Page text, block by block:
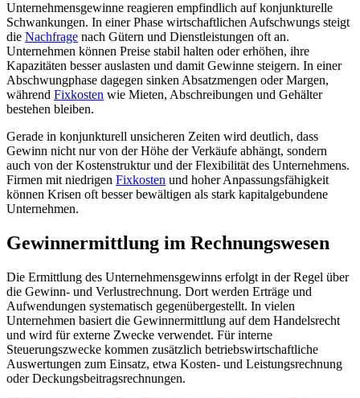
Unternehmensgewinne reagieren empfindlich auf konjunkturelle
Schwankungen. In einer Phase wirtschaftlichen Aufschwungs steigt
die Nachfrage nach Gütern und Dienstleistungen oft an.
Unternehmen können Preise stabil halten oder erhöhen, ihre
Kapazitäten besser auslasten und damit Gewinne steigern. In einer
Abschwungphase dagegen sinken Absatzmengen oder Margen,
während Fixkosten wie Mieten, Abschreibungen und Gehälter
bestehen bleiben.
Gerade in konjunkturell unsicheren Zeiten wird deutlich, dass
Gewinn nicht nur von der Höhe der Verkäufe abhängt, sondern
auch von der Kostenstruktur und der Flexibilität des Unternehmens.
Firmen mit niedrigen Fixkosten und hoher Anpassungsfähigkeit
können Krisen oft besser bewältigen als stark kapitalgebundene
Unternehmen.
Gewinnermittlung im Rechnungswesen
Die Ermittlung des Unternehmensgewinns erfolgt in der Regel über
die Gewinn- und Verlustrechnung. Dort werden Erträge und
Aufwendungen systematisch gegenübergestellt. In vielen
Unternehmen basiert die Gewinnermittlung auf dem Handelsrecht
und wird für externe Zwecke verwendet. Für interne
Steuerungszwecke kommen zusätzlich betriebswirtschaftliche
Auswertungen zum Einsatz, etwa Kosten- und Leistungsrechnung
oder Deckungsbeitragsrechnungen.